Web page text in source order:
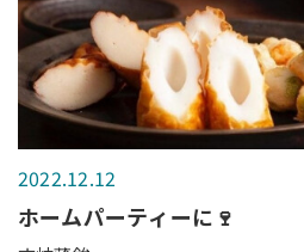
2022.12.12
ホームパーティーに🍷